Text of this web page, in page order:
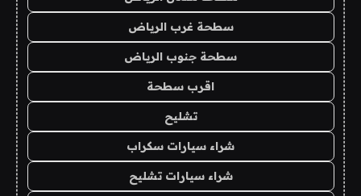
سطحة غرب الرياض
سطحة جنوب الرياض
اقرب سطحة
تشليح
شراء سيارات سكراب
شراء سيارات تشليح